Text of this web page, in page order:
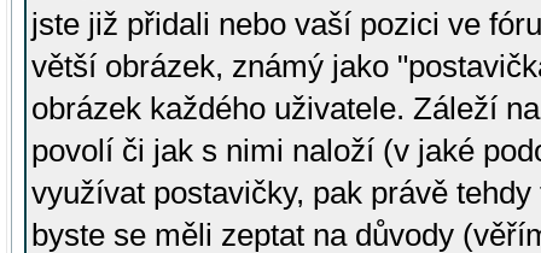
jste již přidali nebo vaší pozici ve
větší obrázek, známý jako
obrázek každého uživatele. Záleží
povolí či jak s nimi naloží (v jaké
využívat postavičky, pak právě
byste se měli zeptat na důvody